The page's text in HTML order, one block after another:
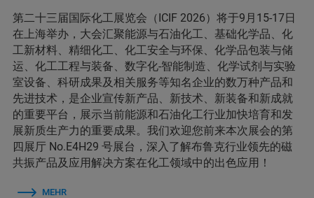
第二十三届国际化工展览会（ICIF 2026）将于9月15-17日
在上海举办，大会汇聚能源与石油化工、基础化学品、化
工新材料、精细化工、化工安全与环保、化学品包装与储
运、化工工程与装备、数字化-智能制造、化学试剂与实验
室设备、科研成果及相关服务等知名企业的数万种产品和
先进技术，是企业宣传新产品、新技术、新装备和新成就
的重要平台，展示当前能源和石油化工行业加快培育和发
展新质生产力的重要成果。我们欢迎您前来本次展会的第
四展厅 No.E4H29 号展台，深入了解布鲁克行业领先的磁
共振产品及应用解决方案在化工领域中的出色应用！
MEHR